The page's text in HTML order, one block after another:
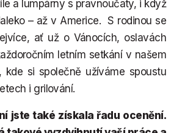
a lumpárny s pravnoučaty, i když
– až v Americe. S rodinou se
ať už o Vánocích, oslavách
letním setkání v našem
kde si společně užíváme spoustu
i grilování.
jste také získala řadu ocenění.